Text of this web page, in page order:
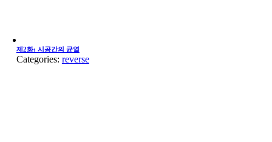
제2화: 시공간의 균열
Categories: reverse